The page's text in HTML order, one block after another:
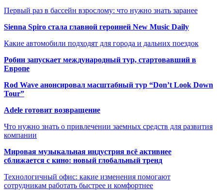
Первый раз в бассейн взрослому: что нужно знать заранее
Sienna Spiro стала главной героиней New Music Daily
Какие автомобили подходят для города и дальних поездок
Робин запускает международный тур, стартовавший в
Европе
Rod Wave анонсировал масштабный тур “Don’t Look Down
Tour”
Adele готовит возвращение
Что нужно знать о привлечении заемных средств для развития
компании
Мировая музыкальная индустрия всё активнее
сближается с кино: новый глобальный тренд
Технологичный офис: какие изменения помогают
сотрудникам работать быстрее и комфортнее